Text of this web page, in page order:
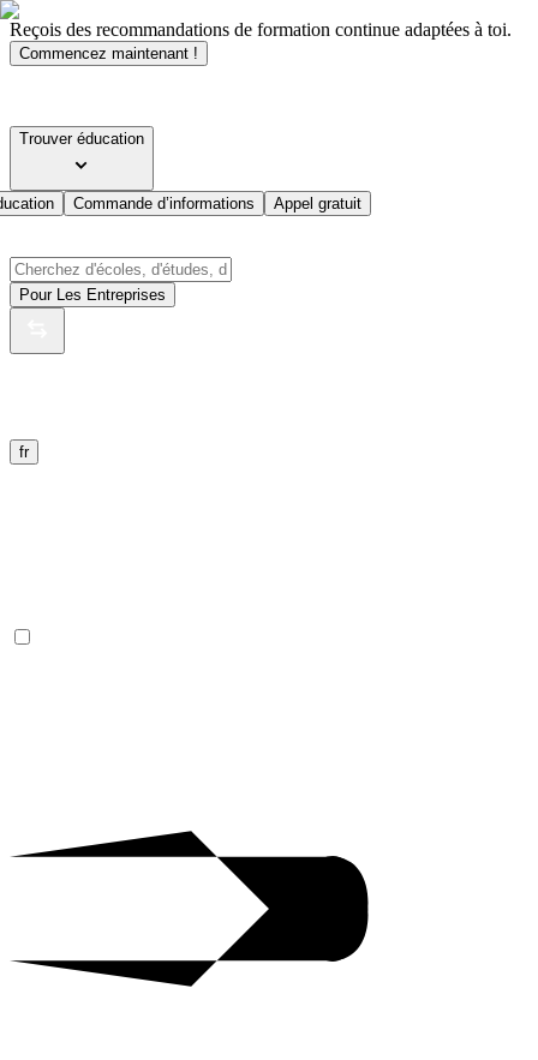
Reçois des recommandations de formation continue adaptées à toi.
Commencez maintenant !
Trouver éducation
Commande d’informations Appel gratuit
Pour Les Entreprises
fr